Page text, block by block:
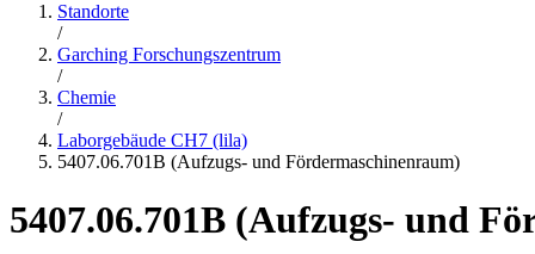
Standorte
/
Garching Forschungszentrum
/
Chemie
/
Laborgebäude CH7 (lila)
5407.06.701B (Aufzugs- und Fördermaschinenraum)
5407.06.701B (Aufzugs- und